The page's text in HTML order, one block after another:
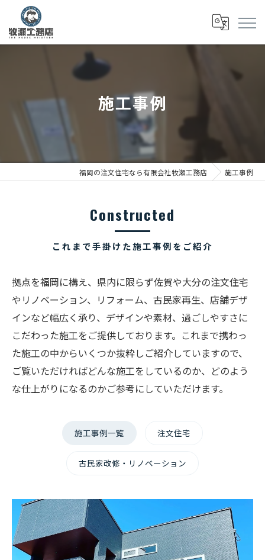
施工事例
福岡の注文住宅なら有限会社牧瀬工務店 施工事例
Constructed
これまで手掛けた施工事例をご紹介
拠点を福岡に構え、県内に限らず佐賀や大分の注文住宅
やリノベーション、リフォーム、古民家再生、店舗デザ
インなど幅広く承り、デザインや素材、過ごしやすさに
こだわった施工をご提供しております。これまで携わっ
た施工の中からいくつか抜粋しご紹介していますので、
ご覧いただければどんな施工をしているのか、どのよう
な仕上がりになるのかご参考にしていただけます。
施工事例一覧 注文住宅
古民家改修・リノベーション